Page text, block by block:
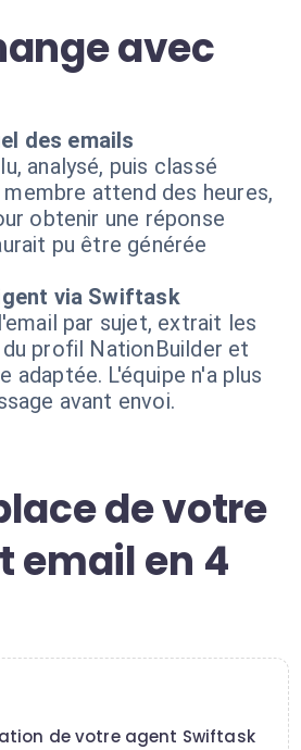
avec
des emails
analysé, puis classé
attend des heures,
obtenir une réponse
pu être générée
via Swiftask
par sujet, extrait les
profil NationBuilder et
adaptée. L'équipe n'a plus
avant envoi.
de votre
email en 4
de votre agent Swiftask